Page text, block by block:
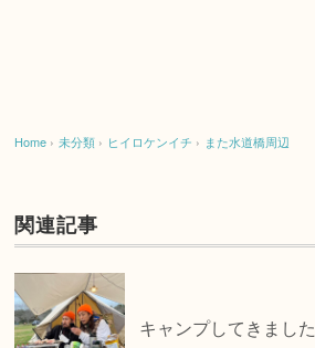
Home › 未分類 › ヒイロケンイチ › また水道橋周辺
関連記事
キャンプしてきました